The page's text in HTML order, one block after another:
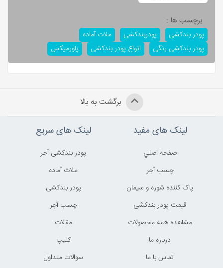
برچسب ها :
پودر بندکشی پودربندکشی
ملات آماده
پودر بندکشی رنگی
انواع پودر بندکشی پاورمیکس
برگشت به بالا
لینک های مفید
صفحه اصلي
چسب آجر
پاک کننده شوره و سیمان
قیمت پودر بندکشی
مشاهده همه محصولات
درباره ما
تماس با ما
لینک های سریع
پودر بندکشی آجر
ملات آماده
پودر بندکشی
چسب آجر
مقالات
کليپ
سوالات متداول